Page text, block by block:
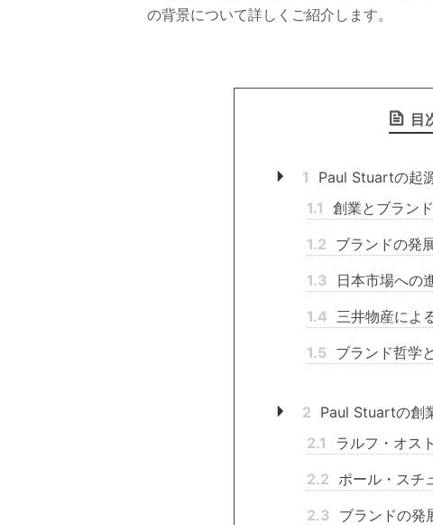
の背景について詳しくご紹介します。
目
1
Paul Stuartの起
1.1 創業とブラン
1.2 ブランドの発
1.3
日本市場への
1.4 三井物産によ
1.5 ブランド哲学
2 Paul Stuartの創
2.1
ラルフ・オス
2.2 ポール・スチ
2.3 ブランドの発